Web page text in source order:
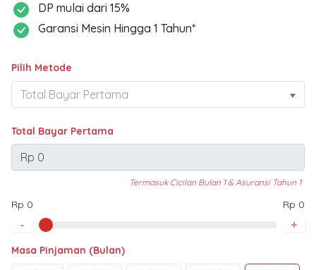
DP mulai dari 15%
Garansi Mesin Hingga 1 Tahun*
Pilih Metode
Total Bayar Pertama
Termasuk Cicilan Bulan 1 & Asuransi Tahun 1
Rp 0 Rp 0
- +
Masa Pinjaman (Bulan)